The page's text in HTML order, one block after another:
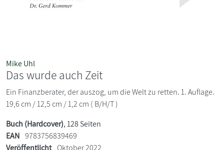
Mike Uhl
Das wurde auch Zeit
Ein Finanzberater, der auszog, um die Welt zu retten. 1. Auflage.
19,6 cm / 12,5 cm / 1,2 cm ( B/H/T )
Buch (Hardcover), 128 Seiten
EAN 9783756839469
Veröffentlicht Oktober 2022